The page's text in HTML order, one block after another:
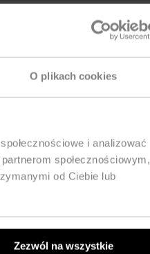
O plikach cookies
i analizować
społecznościowym,
od Ciebie lub
Zezwól na wszystkie